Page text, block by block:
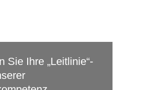
Sie Ihre „Leitlinie“-